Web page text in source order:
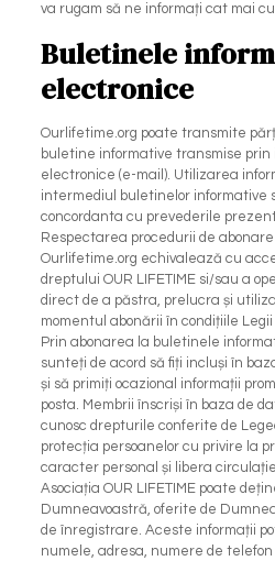
va rugam să ne informați cat mai
Buletinele
electronice
Ourlifetime.org poate transmite
buletine informative transmise prin
electronice (e-mail). Utilizarea
intermediul buletinelor informative
concordanta cu prevederile
Respectarea procedurii de
Ourlifetime.org echivalează cu
dreptului OUR LIFETIME si/sau a
direct de a păstra, prelucra și
momentul abonării în condițiile Legii
Prin abonarea la buletinele
sunteți de acord să fiți incluși în
și să primiți ocazional informații
posta. Membrii înscriși în baza de
cunosc drepturile conferite de
protecția persoanelor cu privire la
caracter personal și libera
Asociația OUR LIFETIME poate
Dumneavoastră, oferite de
de înregistrare. Aceste informații
numele, adresa, numere de telefon